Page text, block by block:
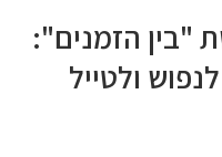
"בין הזמנים":
ולטייל